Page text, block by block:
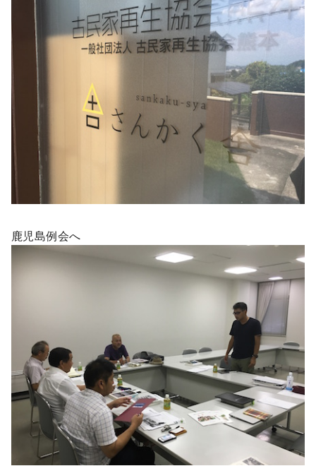
鹿児島例会へ